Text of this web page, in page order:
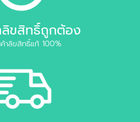
ขสิทธิ์ถูกต้อง
าลิขสิทธิ์แท้ 100%